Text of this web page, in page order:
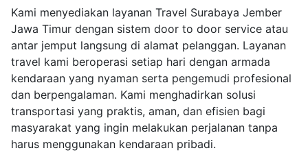
Kami menyediakan layanan Travel Surabaya Jember
Jawa Timur dengan sistem door to door service atau
antar jemput langsung di alamat pelanggan. Layanan
travel kami beroperasi setiap hari dengan armada
kendaraan yang nyaman serta pengemudi profesional
dan berpengalaman. Kami menghadirkan solusi
transportasi yang praktis, aman, dan efisien bagi
masyarakat yang ingin melakukan perjalanan tanpa
harus menggunakan kendaraan pribadi.